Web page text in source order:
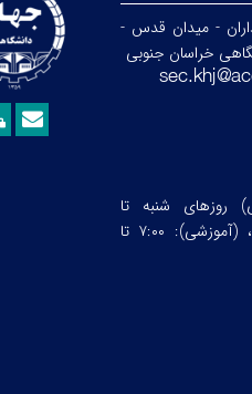
- میدان قدس -
خراسان جنوبی
روزهای شنبه تا
چهارشنبه ساعت:۷:۰۰ تا ۱۴:۳۰، (آموزشی): ۷:۰۰ تا